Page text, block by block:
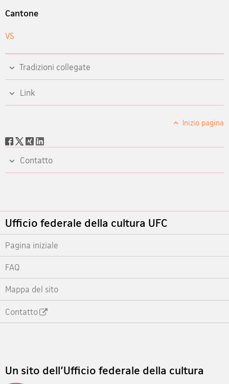
Cantone
VS
Tradizioni collegate
Link
Inizio pagina
Social
Contatto
Footer
Ufficio federale della cultura UFC
Pagina iniziale
FAQ
Mappa del sito
Contatto
Un sito dell'Ufficio federale della cultura